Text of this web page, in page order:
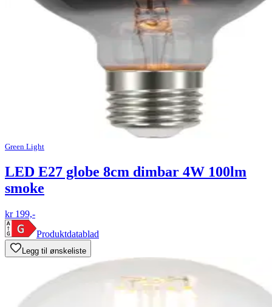
Green Light
LED E27 globe 8cm dimbar 4W 100lm
smoke
kr 199,-
Produktdatablad
Legg til ønskeliste